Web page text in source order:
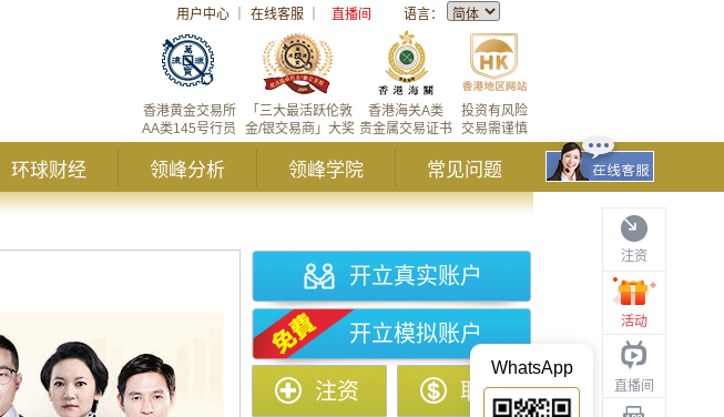
用户中心 在线客服 直播间 语言：
投资有风险
交易需谨慎
香港海关A类
贵金属交易证书
「三大最活跃伦敦
金/银交易商」大奖
香港黄金交易所
AA类145号行员
环球财经 领峰分析 领峰学院 常见问题
注资
活动
直播间
WhatsApp
开立真实账户
开立模拟账户
注资 取款